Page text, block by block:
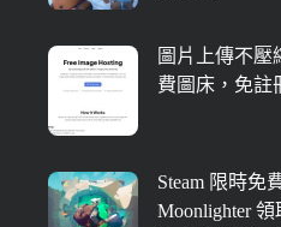
圖片上傳不壓
費圖床，免註
Steam 限時免
Moonlighter